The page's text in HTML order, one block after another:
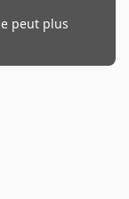
peut plus